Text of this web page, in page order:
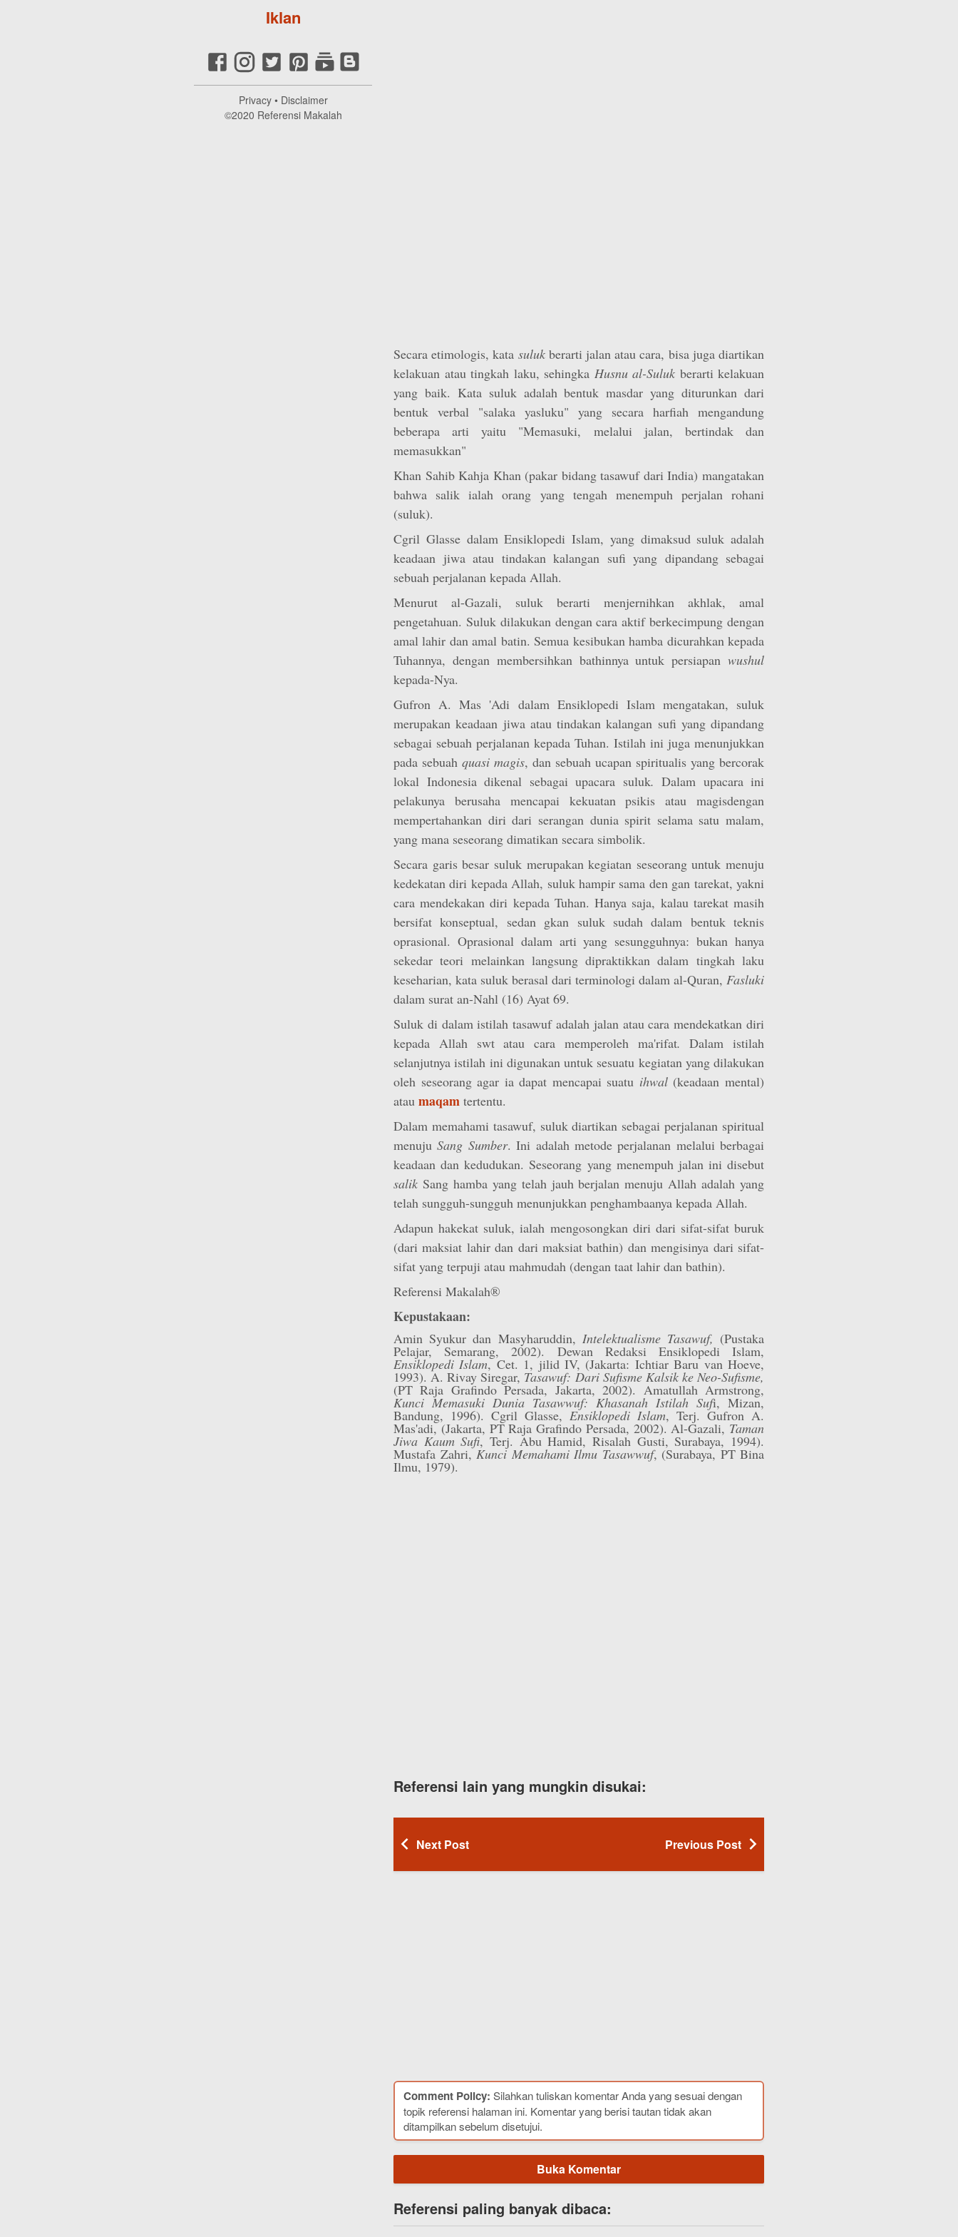
Iklan
Privacy• Disclaimer
©2020 Referensi Makalah
Secara etimologis, kata sulukberarti jalan atau cara, bisa juga diartikan
kelakuan atau tingkah laku, sehingka Husnu al-Suluk berarti kelakuan
yang baik. Kata suluk adalah bentuk masdar yang diturunkan dari
bentuk verbal "salaka yasluku" yang secara harfiah mengandung
beberapa arti yaitu "Memasuki, melalui jalan, bertindak dan
memasukkan"
Khan Sahib Kahja Khan (pakar bidang tasawuf dari India) mangatakan
bahwa salik ialah orang yang tengah menempuh perjalan rohani
(suluk).
Cgril Glasse dalam Ensiklopedi Islam, yang dimaksud suluk adalah
keadaan jiwa atau tindakan kalangan sufi yang dipandang sebagai
sebuah perjalanan kepada Allah.
Menurut al-Gazali, suluk berarti menjernihkan akhlak, amal
pengetahuan. Suluk dilakukan dengan cara aktif berkecimpung dengan
amal lahir dan amal batin. Semua kesibukan hamba dicurahkan kepada
Tuhannya, dengan membersihkan bathinnya untuk persiapan wushul
kepada-Nya.
Gufron A. Mas 'Adi dalam Ensiklopedi Islam mengatakan, suluk
merupakan keadaan jiwa atau tindakan kalangan sufi yang dipandang
sebagai sebuah perjalanan kepada Tuhan. Istilah ini juga menunjukkan
pada sebuah quasi magis, dan sebuah ucapan spiritualis yang bercorak
lokal Indonesia dikenal sebagai upacara suluk. Dalam upacara ini
pelakunya berusaha mencapai kekuatan psikis atau magisdengan
mempertahankan diri dari serangan dunia spirit selama satu malam,
yang mana seseorang dimatikan secara simbolik.
Secara garis besar suluk merupakan kegiatan seseorang untuk menuju
kedekatan diri kepada Allah, suluk hampir sama den gan tarekat, yakni
cara mendekakan diri kepada Tuhan. Hanya saja, kalau tarekat masih
bersifat konseptual, sedan gkan suluk sudah dalam bentuk teknis
oprasional. Oprasional dalam arti yang sesungguhnya: bukan hanya
sekedar teori melainkan langsung dipraktikkan dalam tingkah laku
keseharian, kata suluk berasal dari terminologi dalam al-Quran, Fasluki
dalam surat an-Nahl (16) Ayat 69.
Suluk di dalam istilah tasawuf adalah jalan atau cara mendekatkan diri
kepada Allah swt atau cara memperoleh ma'rifat. Dalam istilah
selanjutnya istilah ini digunakan untuk sesuatu kegiatan yang dilakukan
oleh seseorang agar ia dapat mencapai suatu ihwal(keadaan mental)
atau maqam tertentu.
Dalam memahami tasawuf, suluk diartikan sebagai perjalanan spiritual
menujuSang Sumber. Ini adalah metode perjalanan melalui berbagai
keadaan dan kedudukan. Seseorang yang menempuh jalan ini disebut
salik Sang hamba yang telah jauh berjalan menuju Allah adalah yang
telah sungguh-sungguh menunjukkan penghambaanya kepada Allah.
Adapun hakekat suluk, ialah mengosongkan diri dari sifat-sifat buruk
(dari maksiat lahir dan dari maksiat bathin) dan mengisinya dari sifat-
sifat yang terpuji atau mahmudah (dengan taat lahir dan bathin).
Referensi Makalah®
Kepustakaan:
Amin Syukur dan Masyharuddin, Intelektualisme Tasawuf, (Pustaka
Pelajar, Semarang, 2002). Dewan Redaksi Ensiklopedi Islam,
Ensiklopedi Islam, Cet. 1, jilid IV, (Jakarta: Ichtiar Baru van Hoeve,
1993). A. Rivay Siregar, Tasawuf: Dari Sufisme Kalsik ke Neo-Sufisme,
(PT Raja Grafindo Persada, Jakarta, 2002). Amatullah Armstrong,
Kunci Memasuki Dunia Tasawwuf: Khasanah Istilah Sufi, Mizan,
Bandung, 1996). Cgril Glasse, Ensiklopedi Islam, Terj. Gufron A.
Mas'adi, (Jakarta, PT Raja Grafindo Persada, 2002). Al-Gazali, Taman
Jiwa Kaum Sufi, Terj. Abu Hamid, Risalah Gusti, Surabaya, 1994).
Mustafa Zahri,Kunci Memahami Ilmu Tasawwuf, (Surabaya, PT Bina
Ilmu, 1979).
Referensi lain yang mungkin disukai:
Next Post Previous Post
Comment Policy: Silahkan tuliskan komentar Anda yang sesuai dengan
topik referensi halaman ini. Komentar yang berisi tautan tidak akan
ditampilkan sebelum disetujui.
Buka Komentar
Referensi paling banyak dibaca: